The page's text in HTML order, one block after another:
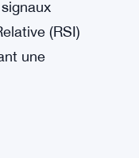
à la
pour